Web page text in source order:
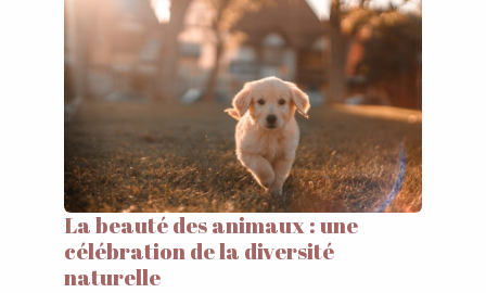
La beauté des animaux : une
célébration de la diversité
naturelle